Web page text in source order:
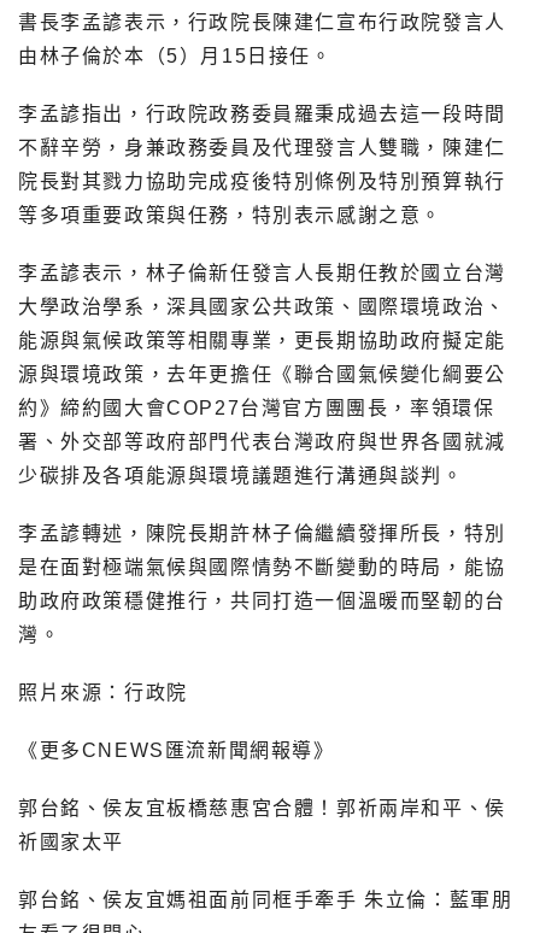
書長李孟諺表示，行政院長陳建仁宣布行政院發言人
由林子倫於本（5）月15日接任。
李孟諺指出，行政院政務委員羅秉成過去這一段時間
不辭辛勞，身兼政務委員及代理發言人雙職，陳建仁
院長對其戮力協助完成疫後特別條例及特別預算執行
等多項重要政策與任務，特別表示感謝之意。
李孟諺表示，林子倫新任發言人長期任教於國立台灣
大學政治學系，深具國家公共政策、國際環境政治、
能源與氣候政策等相關專業，更長期協助政府擬定能
源與環境政策，去年更擔任《聯合國氣候變化綱要公
約》締約國大會COP27台灣官方團團長，率領環保
署、外交部等政府部門代表台灣政府與世界各國就減
少碳排及各項能源與環境議題進行溝通與談判。
李孟諺轉述，陳院長期許林子倫繼續發揮所長，特別
是在面對極端氣候與國際情勢不斷變動的時局，能協
助政府政策穩健推行，共同打造一個溫暖而堅韌的台
灣。
照片來源：行政院
《更多CNEWS匯流新聞網報導》
郭台銘、侯友宜板橋慈惠宮合體！郭祈兩岸和平、侯
祈國家太平
郭台銘、侯友宜媽祖面前同框手牽手 朱立倫：藍軍朋